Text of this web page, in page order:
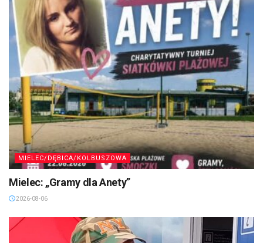
MIELEC/DĘBICA/KOLBUSZOWA
Mielec: „Gramy dla Anety”
2026-08-06